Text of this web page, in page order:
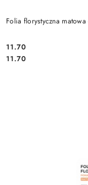
Folia florystyczna
Cena:
11.70
Cena:
11.70